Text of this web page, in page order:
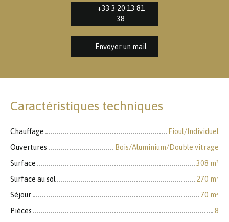
+33 3 20 13 81
38
Envoyer un mail
Caractéristiques techniques
Chauffage
Fioul/Individuel
Ouvertures
Bois/Aluminium/Double vitrage
Surface
308 m²
Surface au sol
270 m²
Séjour
70 m²
Pièces
8